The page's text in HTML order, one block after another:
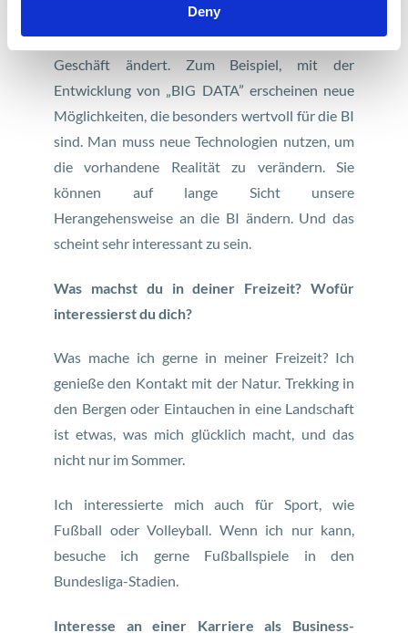
Deny
Außerdem soll man sich mit neuen Technologien
vertraut machen und lernen, wie sich das eigene
Geschäft ändert. Zum Beispiel, mit der
Entwicklung von „BIG DATA” erscheinen neue
Möglichkeiten, die besonders wertvoll für die BI
sind. Man muss neue Technologien nutzen, um
die vorhandene Realität zu verändern. Sie
können auf lange Sicht unsere
Herangehensweise an die BI ändern. Und das
scheint sehr interessant zu sein.
Was machst du in deiner Freizeit? Wofür
interessierst du dich?
Was mache ich gerne in meiner Freizeit? Ich
genieße den Kontakt mit der Natur. Trekking in
den Bergen oder Eintauchen in eine Landschaft
ist etwas, was mich glücklich macht, und das
nicht nur im Sommer.
Ich interessierte mich auch für Sport, wie
Fußball oder Volleyball. Wenn ich nur kann,
besuche ich gerne Fußballspiele in den
Bundesliga-Stadien.
Interesse an einer Karriere als Business-